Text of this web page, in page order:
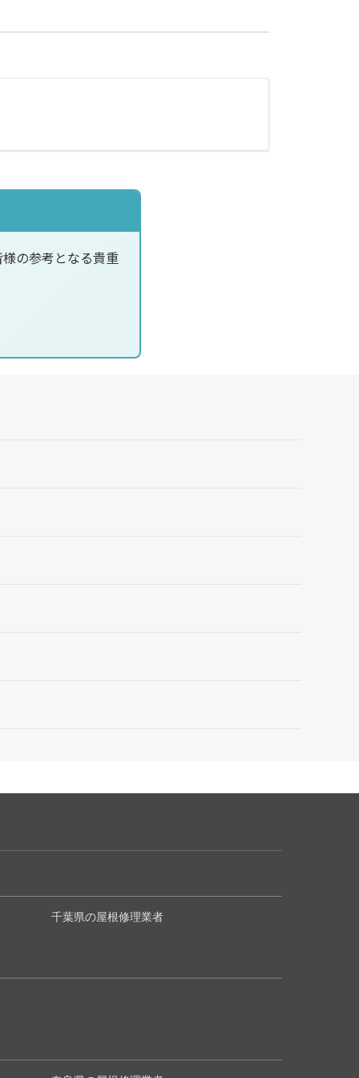
の参考となる貴重
千葉県の屋根修理業者